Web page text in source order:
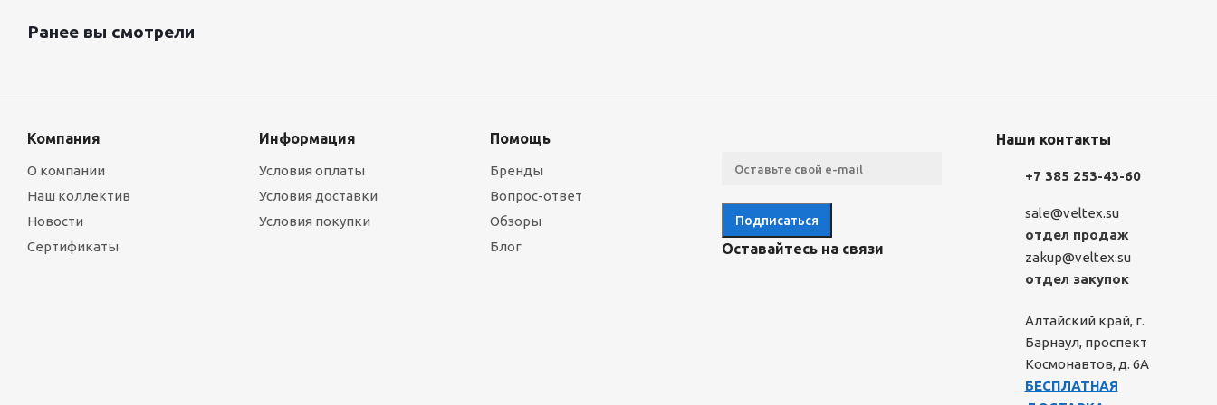
Ранее вы смотрели
Компания
О компании
Наш коллектив
Новости
Сертификаты
Информация
Условия оплаты
Условия доставки
Условия покупки
Помощь
Бренды
Вопрос-ответ
Обзоры
Блог
Оставайтесь на связи
Наши контакты
+7 385 253-43-60
sale@veltex.su
отдел продаж
zakup@veltex.su
отдел закупок
Алтайский край, г.
Барнаул, проспект
Космонавтов, д. 6А
БЕСПЛАТНАЯ